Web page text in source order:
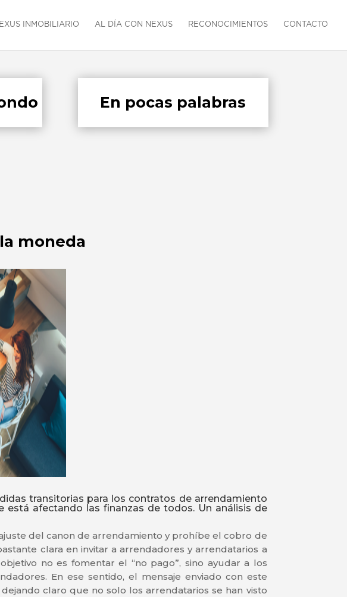
INMOBILIARIO AL DÍA CON NEXUS RECONOCIMIENTOS CONTACTO
En pocas palabras
moneda
transitorias para los contratos de arrendamiento
está afectando las finanzas de todos. Un análisis de
del canon de arrendamiento y prohíbe el cobro de
clara en invitar a arrendadores y arrendatarios a
no es fomentar el “no pago”, sino ayudar a los
En ese sentido, el mensaje enviado con este
claro que no solo los arrendatarios se han visto